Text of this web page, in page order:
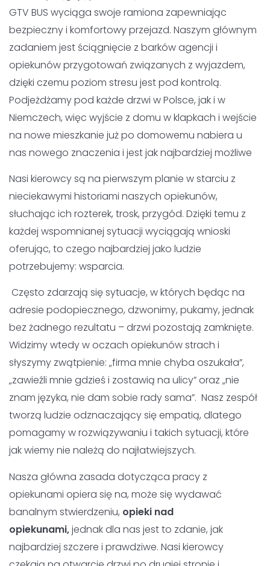
Niemczech, więc wyjście z domu w klapkach i wejście na
nowe mieszkanie już po domowemu nabiera u nas
nowego znaczenia i jest jak najbardziej możliwe
Nasi kierowcy są na pierwszym planie w starciu z
nieciekawymi historiami naszych opiekunów, słuchając ich
rozterek, trosk, przygód. Dzięki temu z każdej wspomnianej
sytuacji wyciągają wnioski oferując, to czego najbardziej
jako ludzie potrzebujemy: wsparcia.
podopiecznego, dzwonimy, pukamy, jednak bez żadnego
rezultatu – drzwi pozostają zamknięte. Widzimy wtedy w
oczach opiekunów strach i słyszymy zwątpienie: „firma
mnie chyba oszukała”, „zawieźli mnie gdzieś i zostawią na
ulicy” oraz „nie znam języka, nie dam sobie rady sama”.
Nasz zespół tworzą ludzie odznaczający się empatią,
dlatego pomagamy w rozwiązywaniu i takich sytuacji, które
jak wiemy nie należą do najłatwiejszych.
Nasza główna zasada dotycząca pracy z opiekunami
opiera się na, może się wydawać banalnym
stwierdzeniu,
opieki nad opiekunami, jednak dla nas jest
to zdanie, jak najbardziej szczere i prawdziwe. Nasi
kierowcy czekają na otwarcie drzwi po drugiej stronie i
powitanie opiekuna przez rodzinę. Nie zostawiamy ich
samych pod drzwiami bez względu na sytuację, jaką
zastajemy po przyjeździe. Staramy się działać od razu, bo
wiemy, jak ważne jest okazanie wsparcia w trudnych
sytuacjach.
Jesteśmy dla ludzi, bo to oni dają nam siłę do działania.
Mamy wielki szacunek do opiekunów, którzy decydują się
na wyjazd za granicę.